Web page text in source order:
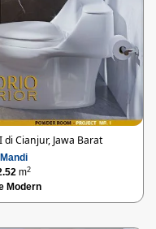
Cianjur, Jawa Barat
m2
Modern